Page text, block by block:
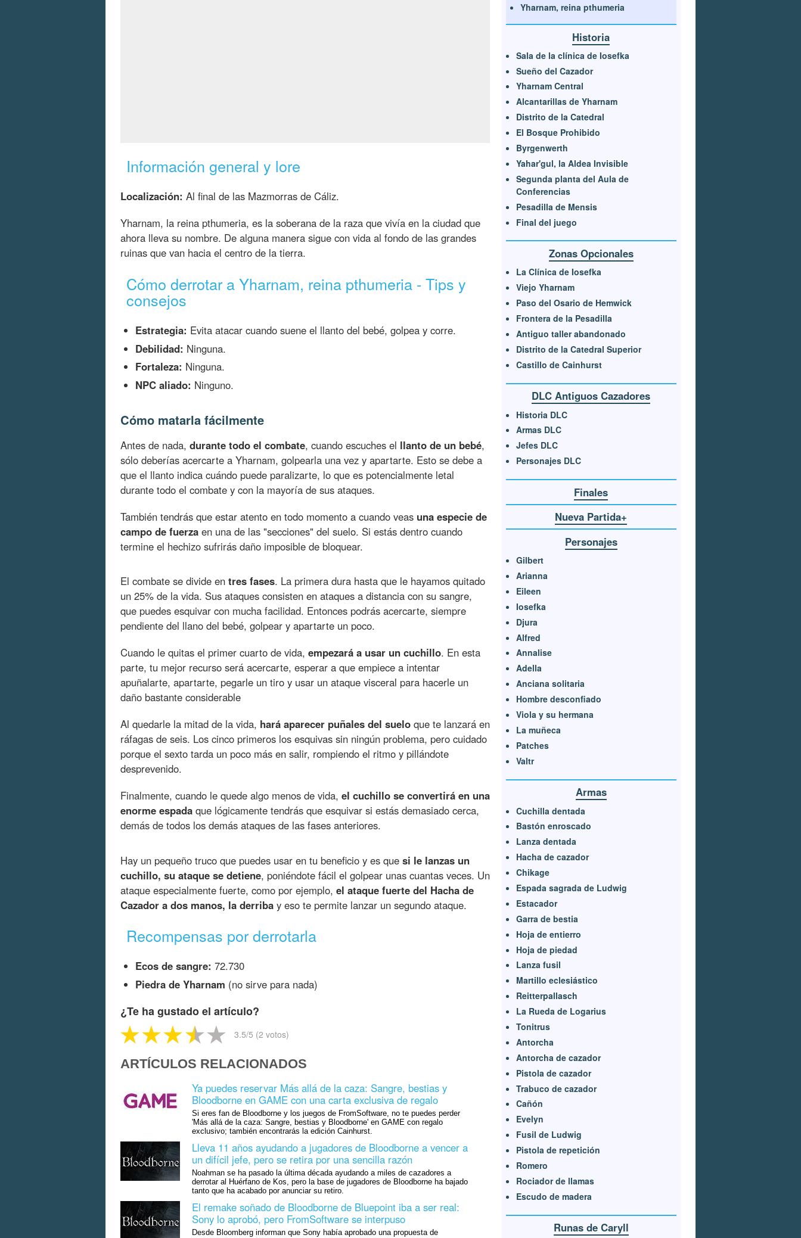
Información general y lore
Localización: Al final de las Mazmorras de Cáliz.
Yharnam, la reina pthumeria, es la soberana de la raza que vivía en la ciudad que
ahora lleva su nombre. De alguna manera sigue con vida al fondo de las grandes
ruinas que van hacia el centro de la tierra.
Cómo derrotar a Yharnam, reina pthumeria - Tips y
consejos
Estrategia: Evita atacar cuando suene el llanto del bebé, golpea y corre.
Debilidad: Ninguna.
Fortaleza: Ninguna.
NPC aliado: Ninguno.
Cómo matarla fácilmente
Antes de nada, durante todo el combate, cuando escuches el llanto de un bebé,
sólo deberías acercarte a Yharnam, golpearla una vez y apartarte. Esto se debe a
que el llanto indica cuándo puede paralizarte, lo que es potencialmente letal
durante todo el combate y con la mayoría de sus ataques.
También tendrás que estar atento en todo momento a cuando veas una especie de
campo de fuerza en una de las "secciones" del suelo. Si estás dentro cuando
termine el hechizo sufrirás daño imposible de bloquear.
El combate se divide en tres fases. La primera dura hasta que le hayamos quitado
un 25% de la vida. Sus ataques consisten en ataques a distancia con su sangre,
que puedes esquivar con mucha facilidad. Entonces podrás acercarte, siempre
pendiente del llano del bebé, golpear y apartarte un poco.
Cuando le quitas el primer cuarto de vida, empezará a usar un cuchillo. En esta
parte, tu mejor recurso será acercarte, esperar a que empiece a intentar
apuñalarte, apartarte, pegarle un tiro y usar un ataque visceral para hacerle un
daño bastante considerable
Al quedarle la mitad de la vida, hará aparecer puñales del suelo que te lanzará en
ráfagas de seis. Los cinco primeros los esquivas sin ningún problema, pero cuidado
porque el sexto tarda un poco más en salir, rompiendo el ritmo y pillándote
desprevenido.
Finalmente, cuando le quede algo menos de vida, el cuchillo se convertirá en una
enorme espada que lógicamente tendrás que esquivar si estás demasiado cerca,
demás de todos los demás ataques de las fases anteriores.
Hay un pequeño truco que puedes usar en tu beneficio y es que si le lanzas un
cuchillo, su ataque se detiene, poniéndote fácil el golpear unas cuantas veces. Un
ataque especialmente fuerte, como por ejemplo, el ataque fuerte del Hacha de
Cazador a dos manos, la derriba y eso te permite lanzar un segundo ataque.
Recompensas por derrotarla
Ecos de sangre: 72.730
Piedra de Yharnam (no sirve para nada)
¿Te ha gustado el artículo?
3.5/5 (2 votos)
ARTÍCULOS RELACIONADOS
Ya puedes reservar Más allá de la caza: Sangre, bestias y
Bloodborne en GAME con una carta exclusiva de regalo
Si eres fan de Bloodborne y los juegos de FromSoftware, no te puedes perder
'Más allá de la caza: Sangre, bestias y Bloodborne' en GAME con regalo
exclusivo; también encontrarás la edición Cainhurst.
Lleva 11 años ayudando a jugadores de Bloodborne a vencer a
un difícil jefe, pero se retira por una sencilla razón
Noahman se ha pasado la última década ayudando a miles de cazadores a
derrotar al Huérfano de Kos, pero la base de jugadores de Bloodborne ha bajado
tanto que ha acabado por anunciar su retiro.
El remake soñado de Bloodborne de Bluepoint iba a ser real:
Sony lo aprobó, pero FromSoftware se interpuso
Desde Bloomberg informan que Sony había aprobado una propuesta de
Yharnam, reina pthumeria
Historia
Sala de la clínica de Iosefka
Sueño del Cazador
Yharnam Central
Alcantarillas de Yharnam
Distrito de la Catedral
El Bosque Prohibido
Byrgenwerth
Yahar'gul, la Aldea Invisible
Segunda planta del Aula de
Conferencias
Pesadilla de Mensis
Final del juego
Zonas Opcionales
La Clínica de Iosefka
Viejo Yharnam
Paso del Osario de Hemwick
Frontera de la Pesadilla
Antiguo taller abandonado
Distrito de la Catedral Superior
Castillo de Cainhurst
DLC Antiguos Cazadores
Historia DLC
Armas DLC
Jefes DLC
Personajes DLC
Finales
Nueva Partida+
Personajes
Gilbert
Arianna
Eileen
Iosefka
Djura
Alfred
Annalise
Adella
Anciana solitaria
Hombre desconfiado
Viola y su hermana
La muñeca
Patches
Valtr
Armas
Cuchilla dentada
Bastón enroscado
Lanza dentada
Hacha de cazador
Chikage
Espada sagrada de Ludwig
Estacador
Garra de bestia
Hoja de entierro
Hoja de piedad
Lanza fusil
Martillo eclesiástico
Reitterpallasch
La Rueda de Logarius
Tonitrus
Antorcha
Antorcha de cazador
Pistola de cazador
Trabuco de cazador
Cañón
Evelyn
Fusil de Ludwig
Pistola de repetición
Romero
Rociador de llamas
Escudo de madera
Runas de Caryll